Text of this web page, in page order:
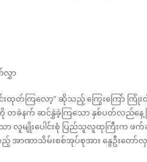
လွှာ
းထုတ်ကြလော့” ဆိုသည့် ကြွေးကြော် ကြုံးဝ
ကို တခဲနက် ဆင်နွှဲခဲ့ကြသော နှစ်ပတ်လည်နေ့
လူမျိုးပေါင်းစုံ ပြည်သူလူထုကြီးက ဖ
ဏာသိမ်းစစ်အုပ်စုအား နွေဦးတော်လှ